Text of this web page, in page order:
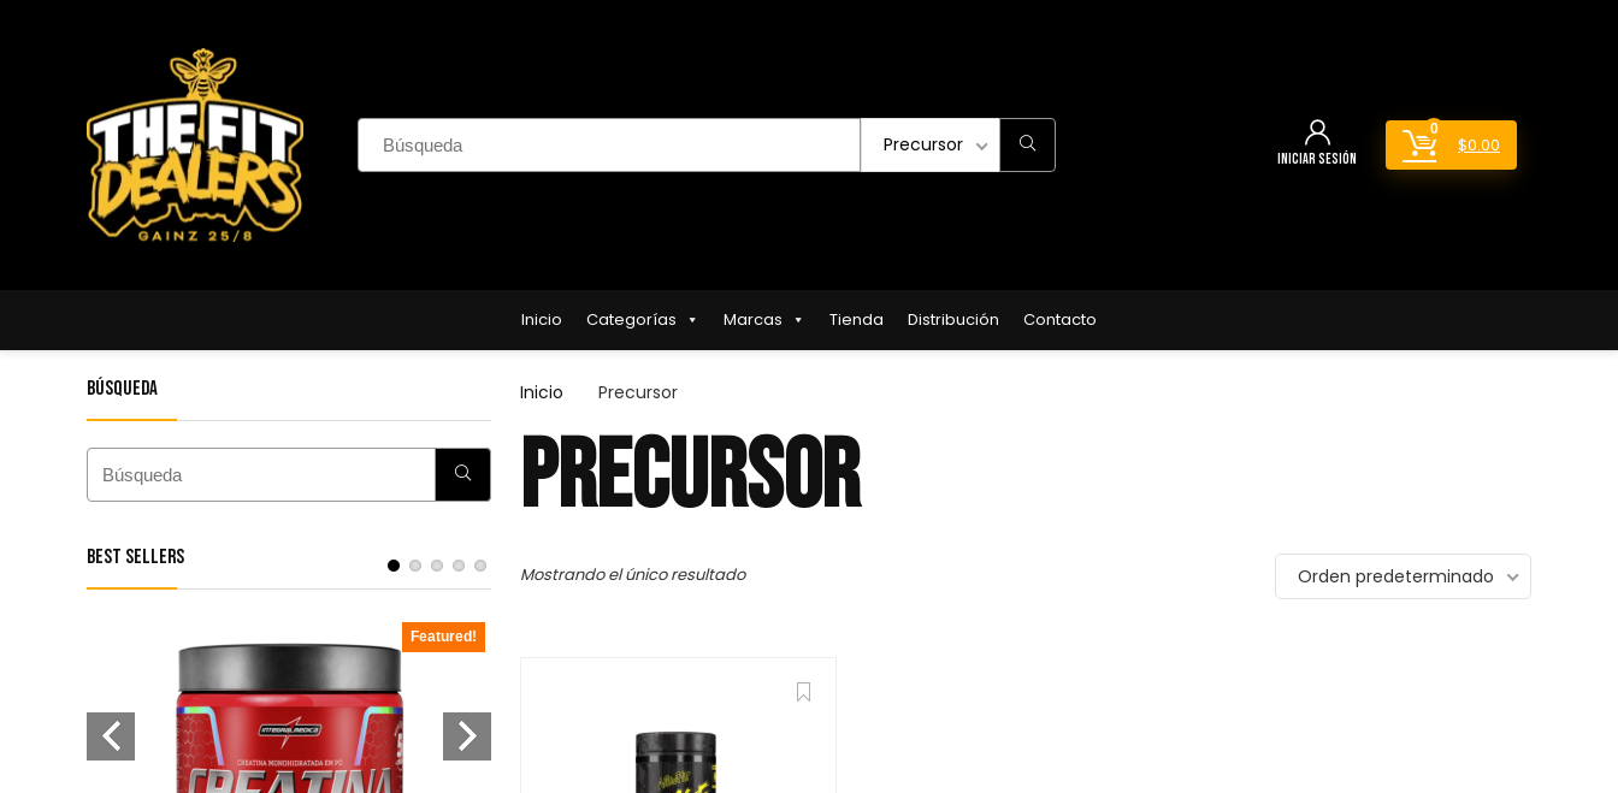
Precursor
Iniciar sesión
0
$0.00
Inicio Categorías Marcas Tienda Distribución Contacto
Búsqueda
Best Sellers
Featured!
Inicio Precursor
PRECURSOR
Mostrando el único resultado Orden predeterminado